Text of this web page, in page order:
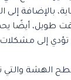
بالإضافة
طويل، أيضًا
تؤدي إلى
الهشة والتي